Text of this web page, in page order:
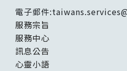
電子郵件:
服務宗旨
服務中心
訊息公告
心靈小語